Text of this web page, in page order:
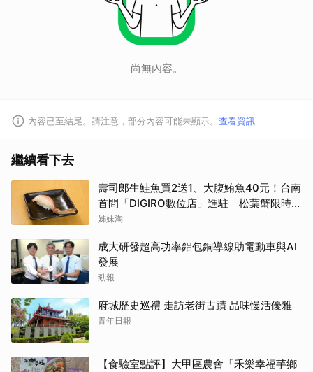
尚無內容。
內容已至結尾。請注意，部分內容可能未顯示。 查看資訊
繼續看下去
壽司郎生鮭魚買2送1、大腹鮪魚40元！台南
首間「DIGIRO數位店」進駐 松葉蟹限時上
桌
姊妹淘
成大研發超高功率鋁包銅導線助電動車與AI
發展
勁報
府城歷史巡禮 走訪老街古蹟 品味慢活優雅
青年日報
【食驗室點評】大甲區農會「禾樂幸福芋鄉